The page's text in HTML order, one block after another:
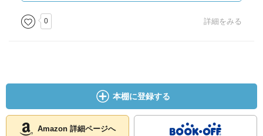
岩波文庫のリクエスト復刊なので、翻訳も古く、旧字で読
みにくいのが難点ですが、目が慣れてくればまあそれも作
0 詳細をみる
本棚に登録する
Amazon 詳細ページへ